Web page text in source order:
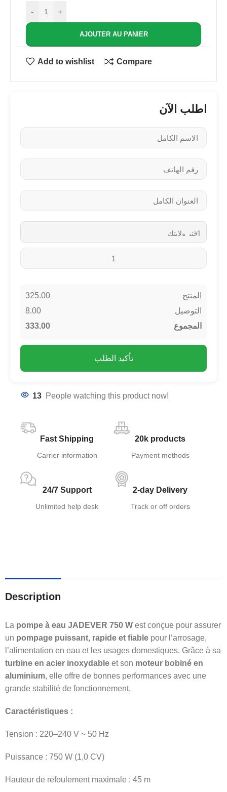
- +
AJOUTER AU PANIER
Add to wishlist Compare
اطلب الآن
المنتج
325.00
التوصيل
8.00
المجموع
333.00
تأكيد الطلب
13 People watching this product now!
Fast Shipping
Carrier information
20k products
Payment methods
24/7 Support
Unlimited help desk
2-day Delivery
Track or off orders
Description
La pompe à eau JADEVER 750 W est conçue pour assurer
un pompage puissant, rapide et fiable pour l’arrosage,
l’alimentation en eau et les usages domestiques. Grâce à sa
turbine en acier inoxydable et son moteur bobiné en
aluminium, elle offre de bonnes performances avec une
grande stabilité de fonctionnement.
Caractéristiques :
Tension : 220–240 V ~ 50 Hz
Puissance : 750 W (1,0 CV)
Hauteur de refoulement maximale : 45 m